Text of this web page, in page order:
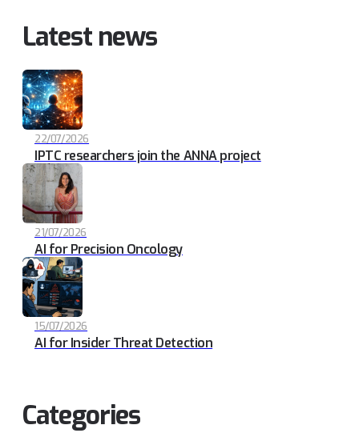
Latest news
22/07/2026
IPTC researchers join the ANNA project
21/07/2026
AI for Precision Oncology
15/07/2026
AI for Insider Threat Detection
Categories